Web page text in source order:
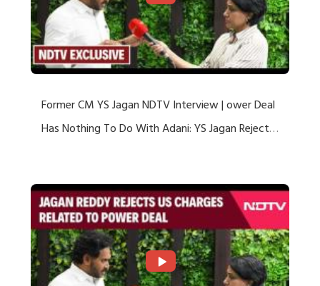
Former CM YS Jagan NDTV Interview | ower Deal
Has Nothing To Do With Adani: YS Jagan Rejects